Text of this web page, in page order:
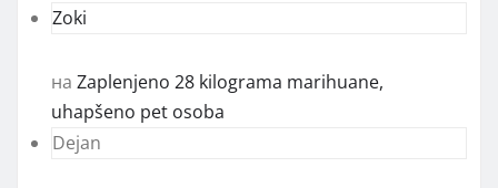
Zoki
на Zaplenjeno 28 kilograma marihuane,
uhapšeno pet osoba
Dejan